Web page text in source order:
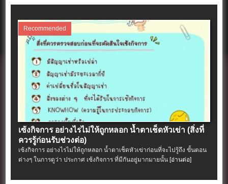
Recommended
เซ้งกิจการ อย่างไรไม่ให้ถูกหลอก น้ำตาเช็ดหัวเข่า (สิ่งที่
ควรรู้ก่อนรับช่วงต่อ)
เซ้งกิจการ อย่างไรไม่ให้ถูกหลอก น้ำตาเช็ดหัวเข่าก่อนที่จะไปรู้ถึง ขั้นตอน
ต่างๆ ในการดูว่า ประกาศ เซ้งกิจการ ที่มีกันอยู่มากมายนั้น [อ่านต่อ]